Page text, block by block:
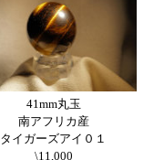
41mm丸玉
南アフリカ産
タイガーズアイ０１
\11,000